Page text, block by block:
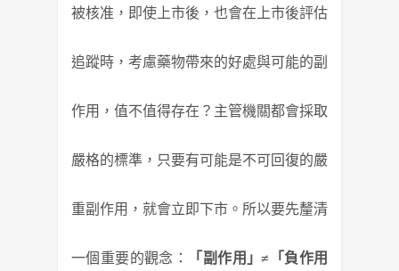
被核准， 即使上市後，也會在上市後評估
追蹤時， 考慮藥物帶來的好處與可能的副
作用，值不值得存在？ 主管機關都會採取
嚴格的標準， 只要有可能是不可回復的嚴
重副作用，就會立即下市。 所以要先釐清
一個重要的觀念： 「副作用」≠「負作用